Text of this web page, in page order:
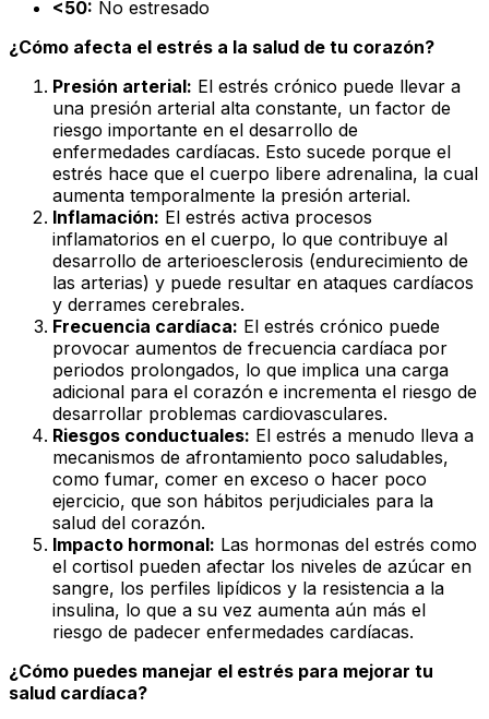
<50: No estresado
¿Cómo afecta el estrés a la salud de tu corazón?
Presión arterial: El estrés crónico puede llevar a
una presión arterial alta constante, un factor de
riesgo importante en el desarrollo de
enfermedades cardíacas. Esto sucede porque el
estrés hace que el cuerpo libere adrenalina, la cual
aumenta temporalmente la presión arterial.
Inflamación: El estrés activa procesos
inflamatorios en el cuerpo, lo que contribuye al
desarrollo de arterioesclerosis (endurecimiento de
las arterias) y puede resultar en ataques cardíacos
y derrames cerebrales.
Frecuencia cardíaca: El estrés crónico puede
provocar aumentos de frecuencia cardíaca por
periodos prolongados, lo que implica una carga
adicional para el corazón e incrementa el riesgo de
desarrollar problemas cardiovasculares.
Riesgos conductuales: El estrés a menudo lleva a
mecanismos de afrontamiento poco saludables,
como fumar, comer en exceso o hacer poco
ejercicio, que son hábitos perjudiciales para la
salud del corazón.
Impacto hormonal: Las hormonas del estrés como
el cortisol pueden afectar los niveles de azúcar en
sangre, los perfiles lipídicos y la resistencia a la
insulina, lo que a su vez aumenta aún más el
riesgo de padecer enfermedades cardíacas.
¿Cómo puedes manejar el estrés para mejorar tu
salud cardíaca?